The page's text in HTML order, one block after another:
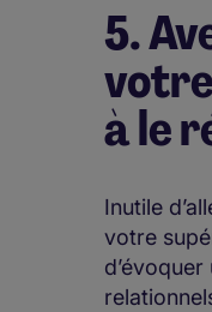
5.
à le
Inutile
votre